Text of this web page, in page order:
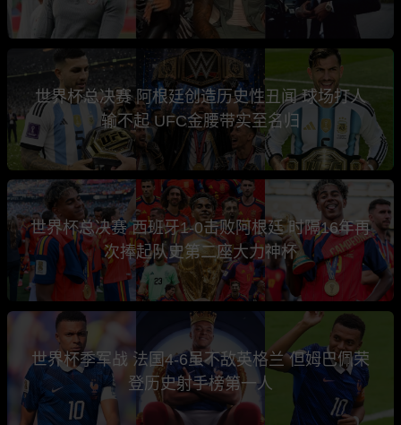
世界杯总决赛 阿根廷创造历史性丑闻 球场打人
输不起 UFC金腰带实至名归
世界杯总决赛 西班牙1-0击败阿根廷 时隔16年再
次捧起队史第二座大力神杯
世界杯季军战 法国4-6虽不敌英格兰 但姆巴佩荣
登历史射手榜第一人